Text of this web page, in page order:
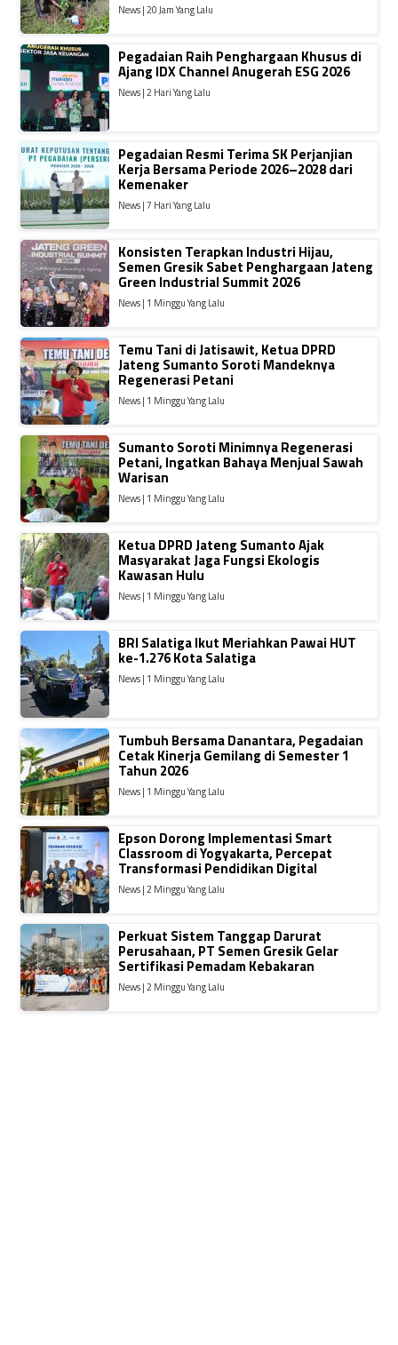
News | 20 Jam Yang Lalu
Pegadaian Raih Penghargaan Khusus di
Ajang IDX Channel Anugerah ESG 2026
News | 2 Hari Yang Lalu
Pegadaian Resmi Terima SK Perjanjian
Kerja Bersama Periode 2026–2028 dari
Kemenaker
News | 7 Hari Yang Lalu
Konsisten Terapkan Industri Hijau,
Semen Gresik Sabet Penghargaan Jateng
Green Industrial Summit 2026
News | 1 Minggu Yang Lalu
Temu Tani di Jatisawit, Ketua DPRD
Jateng Sumanto Soroti Mandeknya
Regenerasi Petani
News | 1 Minggu Yang Lalu
Sumanto Soroti Minimnya Regenerasi
Petani, Ingatkan Bahaya Menjual Sawah
Warisan
News | 1 Minggu Yang Lalu
Ketua DPRD Jateng Sumanto Ajak
Masyarakat Jaga Fungsi Ekologis
Kawasan Hulu
News | 1 Minggu Yang Lalu
BRI Salatiga Ikut Meriahkan Pawai HUT
ke-1.276 Kota Salatiga
News | 1 Minggu Yang Lalu
Tumbuh Bersama Danantara, Pegadaian
Cetak Kinerja Gemilang di Semester 1
Tahun 2026
News | 1 Minggu Yang Lalu
Epson Dorong Implementasi Smart
Classroom di Yogyakarta, Percepat
Transformasi Pendidikan Digital
News | 2 Minggu Yang Lalu
Perkuat Sistem Tanggap Darurat
Perusahaan, PT Semen Gresik Gelar
Sertifikasi Pemadam Kebakaran
News | 2 Minggu Yang Lalu